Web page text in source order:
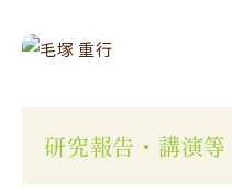
研究報告・講演等